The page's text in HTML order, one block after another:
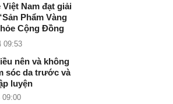
Việt Nam đạt giải
Phẩm Vàng
Cộng Đồng
09:53
nên và không
sóc da trước và
luyện
09:00